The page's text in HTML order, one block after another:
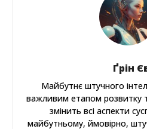
Ґрін
Майбутнє штучного
важливим етапом розвитку
змінить всі аспекти
майбутньому, ймовірно,